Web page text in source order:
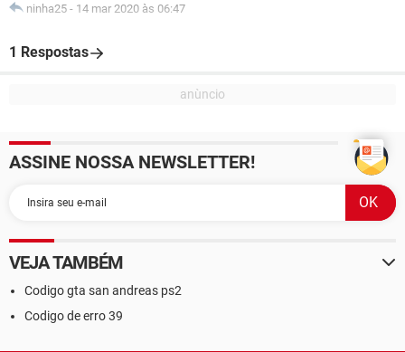
ninha25 - 14 mar 2020 às 06:47
1 Respostas
ASSINE NOSSA NEWSLETTER!
VEJA TAMBÉM
Codigo gta san andreas ps2
Codigo de erro 39